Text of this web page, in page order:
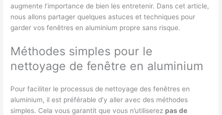
augmente l’importance de bien les entretenir. Dans cet article,
nous allons partager quelques astuces et techniques pour
garder vos fenêtres en aluminium propre sans risque.
Méthodes simples pour le
nettoyage de fenêtre en aluminium
Pour faciliter le processus de nettoyage des fenêtres en
aluminium, il est préférable d’y aller avec des méthodes
simples. Cela vous garantit que vous n’utiliserez pas de